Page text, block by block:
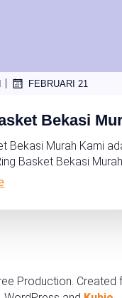
FEBRUARI 21
Bekasi
Bekasi Murah Kami
Basket Bekasi
Production. Created